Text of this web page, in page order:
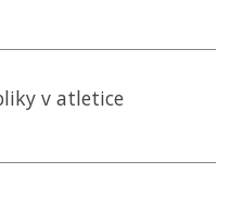
v atletice